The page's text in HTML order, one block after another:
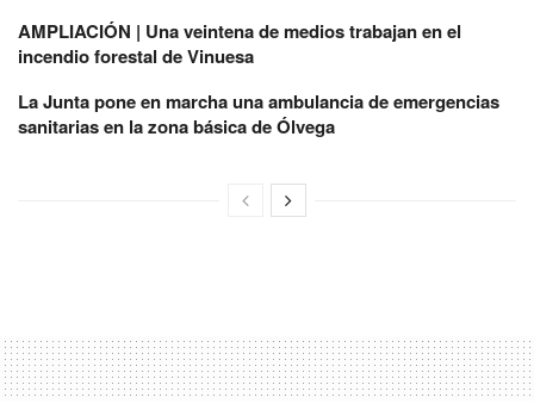
AMPLIACIÓN | Una veintena de medios trabajan en el
incendio forestal de Vinuesa
La Junta pone en marcha una ambulancia de emergencias
sanitarias en la zona básica de Ólvega